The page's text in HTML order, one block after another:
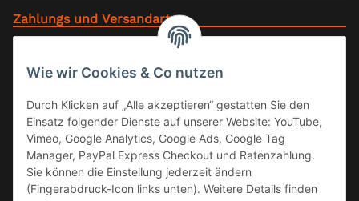
Zahlungs und Versandarten
Offizieller Fachhandel
Wie wir Cookies & Co nutzen
Durch Klicken auf „Alle akzeptieren“ gestatten Sie den
Einsatz folgender Dienste auf unserer Website: YouTube,
Vimeo, Google Analytics, Google Ads, Google Tag
Manager, PayPal Express Checkout und Ratenzahlung.
Sie können die Einstellung jederzeit ändern
(Fingerabdruck-Icon links unten). Weitere Details finden